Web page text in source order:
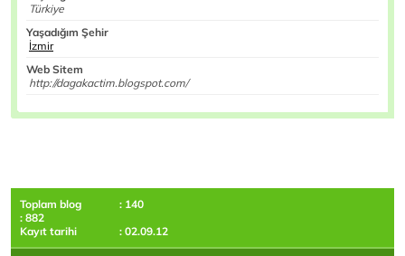
Türkiye
Yaşadığım Şehir
İzmir
Web Sitem
http://dagakactim.blogspot.com/
Toplam blog
: 140
: 882
Kayıt tarihi
: 02.09.12